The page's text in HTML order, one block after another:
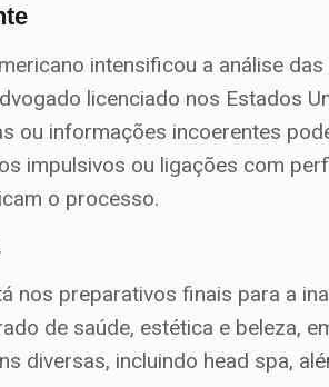
intensificou a análise
licenciado nos Estados
ou informações incoerentes
impulsivos ou ligações com
o processo.
nos preparativos finais para a
de saúde, estética e beleza,
diversas, incluindo head spa,